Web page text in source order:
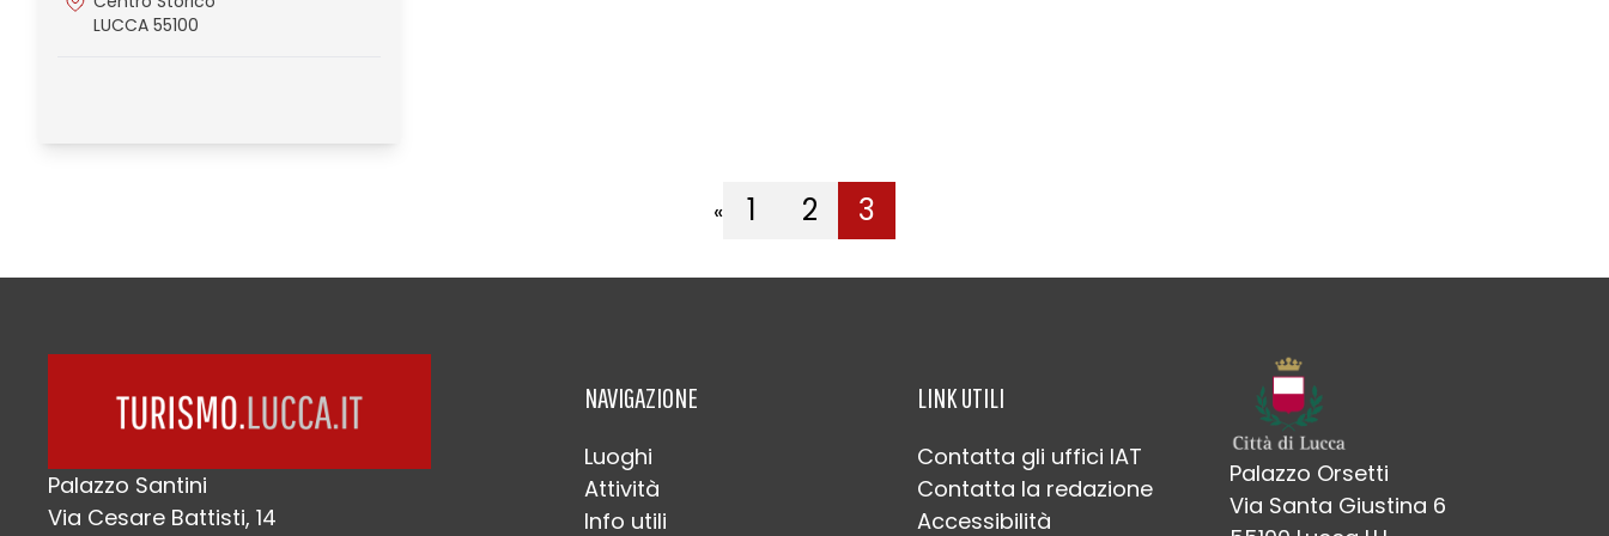
LUCCA 55100
« 1 2 3
Palazzo Santini
Via Cesare Battisti, 14
NAVIGAZIONE
Luoghi
Attività
Info utili
LINK UTILI
Contatta gli uffici IAT
Contatta la redazione
Accessibilità
Palazzo Orsetti
Via Santa Giustina 6